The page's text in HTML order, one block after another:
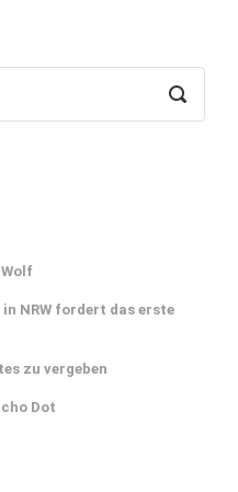
NRW fordert das erste
zu vergeben
Dot